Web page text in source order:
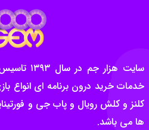
سایت
خدمات خرید درون برنامه ای انواع
کلنز و کلش رویال و پاب جی و
ها می باشد.